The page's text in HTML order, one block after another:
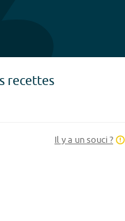
recettes
Il y a un souci ?